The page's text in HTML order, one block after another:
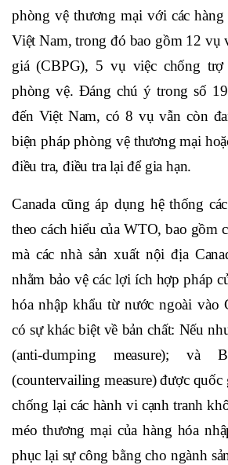
phòng vệ thương mại với các hàng
Việt Nam, trong đó bao gồm 12 vụ
giá (CBPG), 5 vụ việc chống
phòng vệ. Đáng chú ý trong số
đến Việt Nam, có 8 vụ vẫn còn
biện pháp phòng vệ thương mại
điều tra, điều tra lại để gia hạn.
Canada cũng áp dụng hệ thống
theo cách hiểu của WTO, bao gồm
mà các nhà sản xuất nội địa
nhằm bảo vệ các lợi ích hợp pháp
hóa nhập khẩu từ nước ngoài vào
có sự khác biệt về bản chất: Nếu
(anti-dumping measure); và
(countervailing measure) được
chống lại các hành vi cạnh tranh
méo thương mại của hàng hóa
phục lại sự công bằng cho ngành